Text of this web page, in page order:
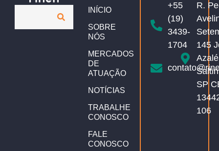
INÍCIO
SOBRE
NÓS
MERCADOS
DE
ATUAÇÃO
NOTÍCIAS
TRABALHE
CONOSCO
FALE
CONOSCO
+55
(19)
3439-
1704
R.
145
SP
106